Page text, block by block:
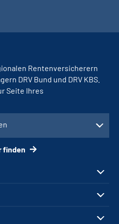
Rentenversicherern
DRV Bund und DRV KBS.
Seite Ihres
finden